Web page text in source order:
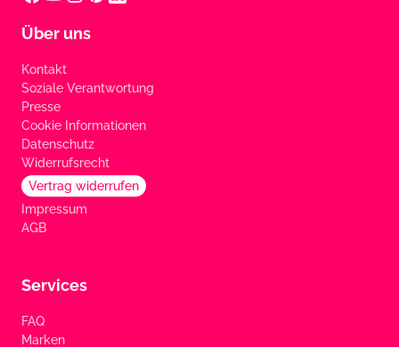
Über uns
Kontakt
Soziale Verantwortung
Presse
Cookie Informationen
Datenschutz
Widerrufsrecht
Vertrag widerrufen
Impressum
AGB
Services
FAQ
Marken